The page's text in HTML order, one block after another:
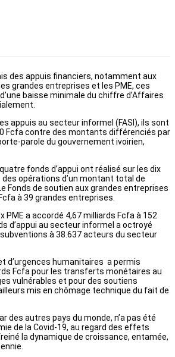
des appuis financiers, notamment aux
grandes entreprises et les PME, ces
baisse minimale du chiffre d’Affaires
appuis au secteur informel (FASI), ils sont
Fcfa contre des montants différenciés par
parole du gouvernement ivoirien,
fonds d’appui ont réalisé sur les dix
opérations d’un montant total de
Fonds de soutien aux grandes entreprises
à 39 grandes entreprises.
PME a accordé 4,67 milliards Fcfa à 152
d’appui au secteur informel a octroyé
à 38.637 acteurs du secteur
d’urgences humanitaires a permis
Fcfa pour les transferts monétaires au
vulnérables et pour des soutiens
mis en chômage technique du fait de
des autres pays du monde, n’a pas été
de la Covid-19, au regard des effets
la dynamique de croissance, entamée,